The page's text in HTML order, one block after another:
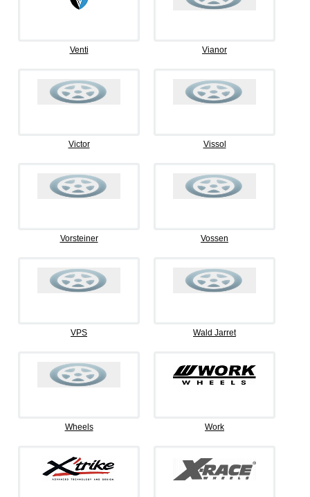
Venti Vianor
Victor Vissol
Vorsteiner Vossen
VPS Wald Jarret
Wheels Work